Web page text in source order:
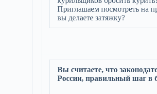
Приглашаем посмотреть на
вы делаете затяжку?
Вы считаете, что
России, правильный шаг в